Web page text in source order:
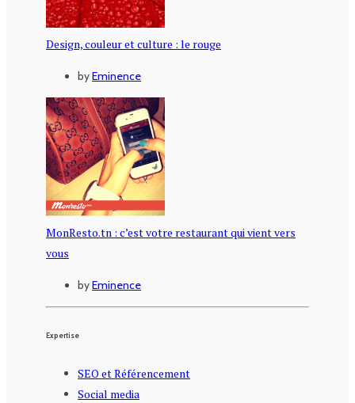
Design, couleur et culture : le rouge
byEminence
MonResto.tn : c’est votre restaurant qui vient vers
vous
byEminence
Expertise
SEO et Référencement
Social media